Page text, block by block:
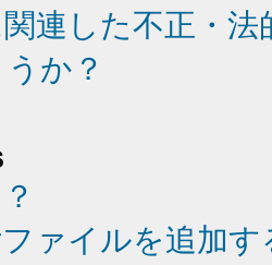
連した不正・
か？
ァイルを追加